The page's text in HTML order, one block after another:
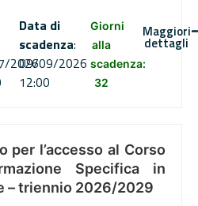
2026
Data di
scadenza:
09/09/2026
12:00
Giorni
alla
scadenza:
32
Maggiori
dettagli
per l’accesso al Corso
Specifica in
– triennio 2026/2029